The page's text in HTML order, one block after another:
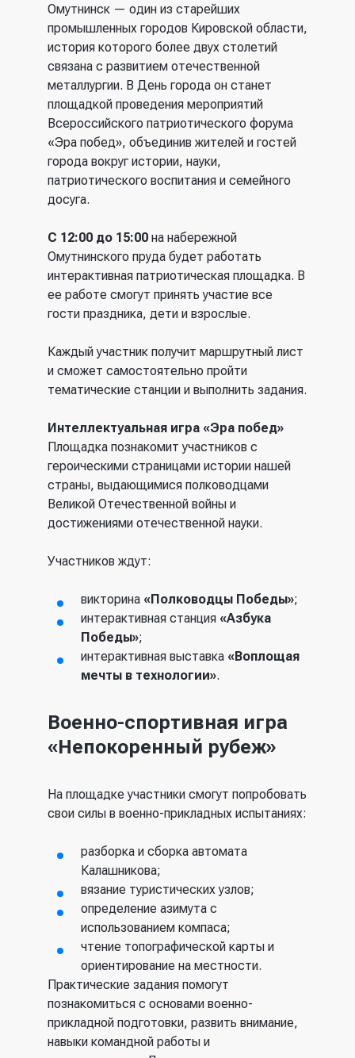
Омутнинск — один из старейших
промышленных городов Кировской области,
история которого более двух столетий
связана с развитием отечественной
металлургии. В День города он станет
площадкой проведения мероприятий
Всероссийского патриотического форума
«Эра побед», объединив жителей и гостей
города вокруг истории, науки,
патриотического воспитания и семейного
досуга.
С 12:00 до 15:00 на набережной
Омутнинского пруда будет работать
интерактивная патриотическая площадка. В
ее работе смогут принять участие все
гости праздника, дети и взрослые.
Каждый участник получит маршрутный лист
и сможет самостоятельно пройти
тематические станции и выполнить задания.
Интеллектуальная игра «Эра побед»
Площадка познакомит участников с
героическими страницами истории нашей
страны, выдающимися полководцами
Великой Отечественной войны и
достижениями отечественной науки.
Участников ждут:
викторина «Полководцы Победы»;
интерактивная станция «Азбука
Победы»;
интерактивная выставка «Воплощая
мечты в технологии».
Военно-спортивная игра
«Непокоренный рубеж»
На площадке участники смогут попробовать
свои силы в военно-прикладных испытаниях:
разборка и сборка автомата
Калашникова;
вязание туристических узлов;
определение азимута с
использованием компаса;
чтение топографической карты и
ориентирование на местности.
Практические задания помогут
познакомиться с основами военно-
прикладной подготовки, развить внимание,
навыки командной работы и